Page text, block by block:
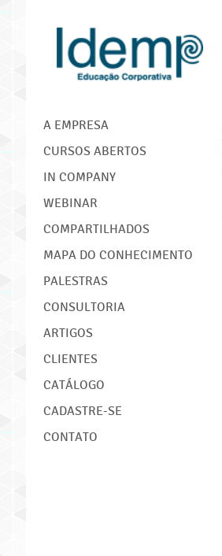
IDEMP
A EMPRESA
CURSOS ABERTOS
IN COMPANY
WEBINAR
COMPARTILHADOS
MAPA DO CONHECIMENTO
PALESTRAS
CONSULTORIA
ARTIGOS
CLIENTES
CATÁLOGO
CADASTRE-SE
CONTATO